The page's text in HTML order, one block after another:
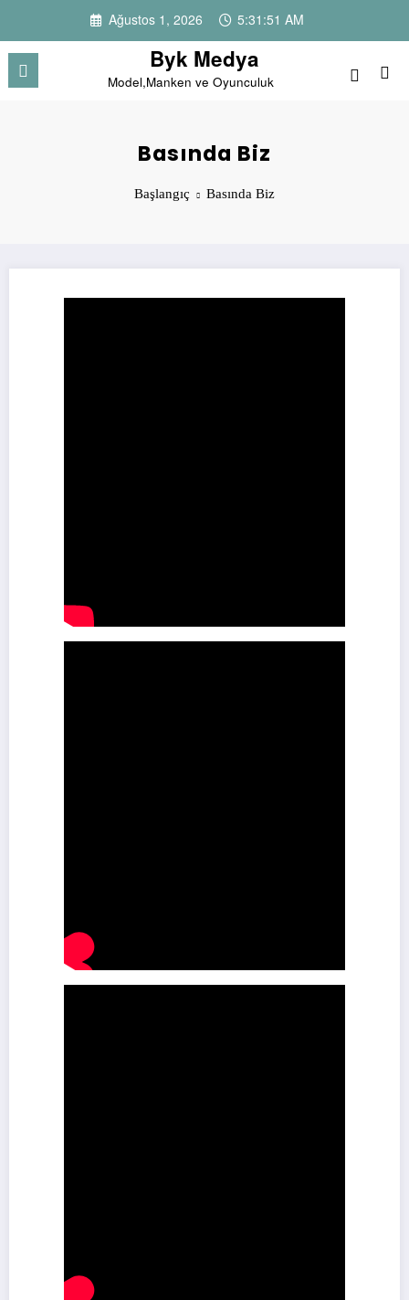
Ağustos 1, 2026 5:31:51 AM
Byk Medya
Model,Manken ve Oyunculuk
Basında Biz
Başlangıç Basında Biz